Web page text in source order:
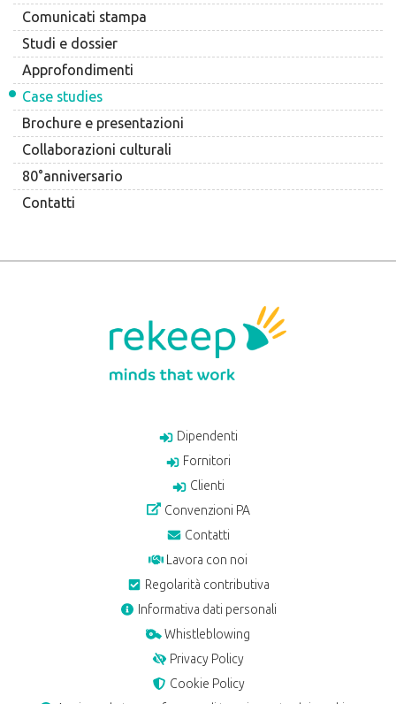
Comunicati stampa
Studi e dossier
Approfondimenti
Case studies
Brochure e presentazioni
Collaborazioni culturali
80°anniversario
Contatti
Dipendenti
Fornitori
Clienti
Convenzioni PA
Contatti
Lavora con noi
Regolarità contributiva
Informativa dati personali
Whistleblowing
Privacy Policy
Cookie Policy